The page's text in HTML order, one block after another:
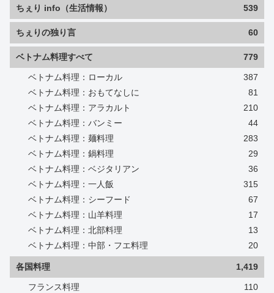
ちぇり info（生活情報） 539
ちぇりの独り言 60
ベトナム料理すべて 779
ベトナム料理：ローカル
387
ベトナム料理：おもてなしに
81
ベトナム料理：アラカルト
210
ベトナム料理：バンミー
44
ベトナム料理：麺料理
283
ベトナム料理：鍋料理
29
ベトナム料理：ベジタリアン
36
ベトナム料理：一人飯
315
ベトナム料理：シーフード
67
ベトナム料理：山羊料理
17
ベトナム料理：北部料理
13
ベトナム料理：中部・フエ料理
20
各国料理 1,419
フランス料理
110